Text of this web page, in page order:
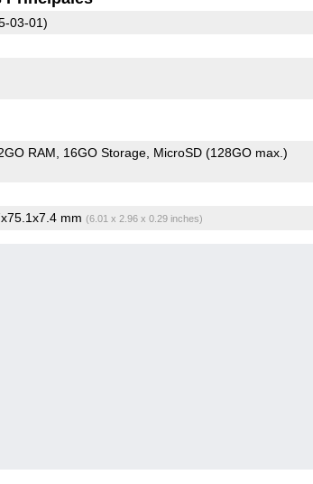
03-01)
RAM 16GO Storage MicroSD (128GO max.)
mm (6.01 x 2.96 x 0.29 inches)